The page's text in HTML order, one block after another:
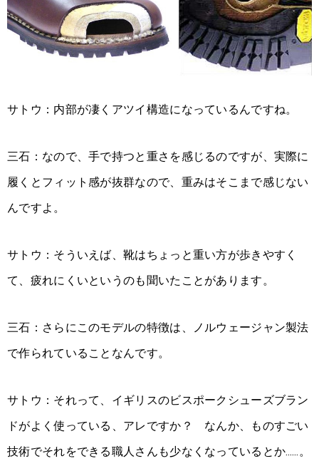
サトウ：内部が凄くアツイ構造になっているんですね。
三石：なので、手で持つと重さを感じるのですが、実際に
履くとフィット感が抜群なので、重みはそこまで感じない
んですよ。
サトウ：そういえば、靴はちょっと重い方が歩きやすく
て、疲れにくいというのも聞いたことがあります。
三石：さらにこのモデルの特徴は、ノルウェージャン製法
で作られていることなんです。
サトウ：それって、イギリスのビスポークシューズブラン
ドがよく使っている、アレですか？ なんか、ものすごい
技術でそれをできる職人さんも少なくなっているとか……。